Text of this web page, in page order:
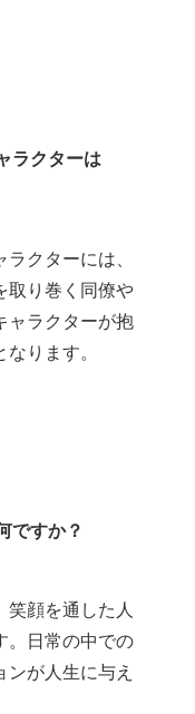
ラクターは
ラクターには、
取り巻く同僚や
ャラクターが抱
ります。
ですか？
笑顔を通した人
。日常の中での
ンが人生に与え